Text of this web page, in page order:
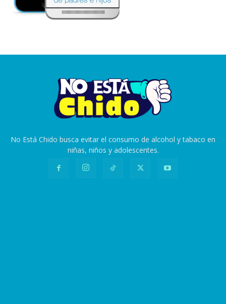
No Está Chido busca evitar el consumo de alcohol y tabaco en
niñas, niños y adolescentes.